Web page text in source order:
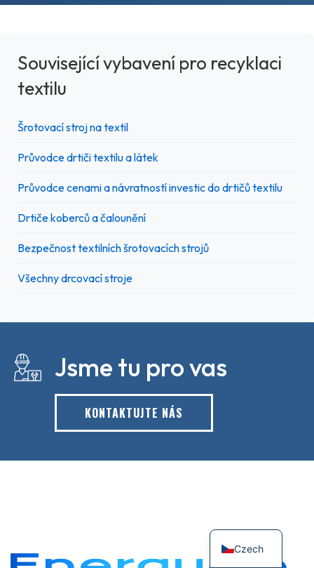
Související vybavení pro recyklaci
textilu
Šrotovací stroj na textil
Průvodce drtiči textilu a látek
Průvodce cenami a návratností investic do drtičů textilu
Drtiče koberců a čalounění
Bezpečnost textilních šrotovacích strojů
Všechny drcovací stroje
Jsme tu pro vas
KONTAKTUJTE NÁS
Czech